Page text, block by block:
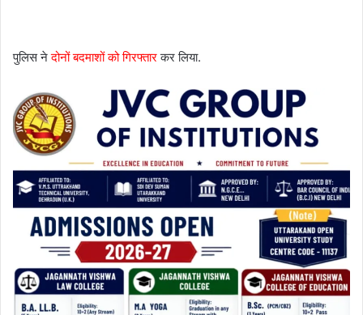
पुलिस नेदोनों बदमाशों को गिरफ्तारकर लिया.